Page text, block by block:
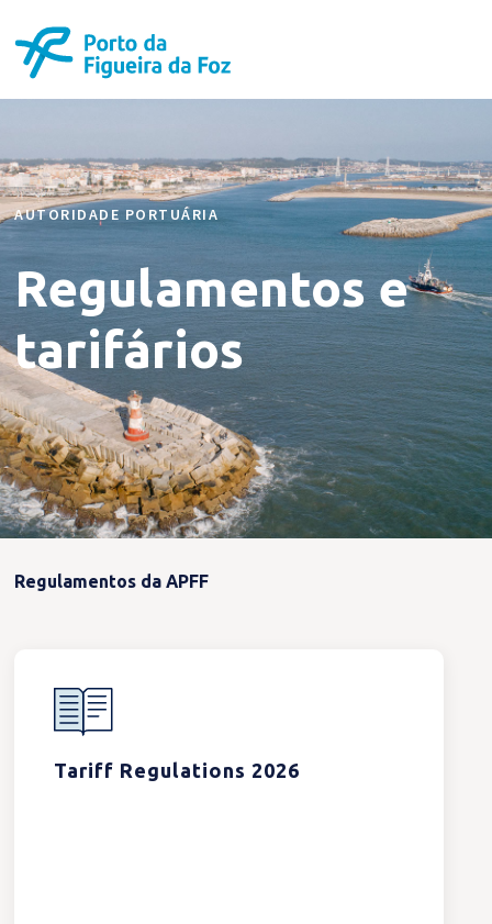
AUTORIDADE PORTUÁRIA
Regulamentos e
tarifários
Regulamentos da APFF
Tariff Regulations 2026